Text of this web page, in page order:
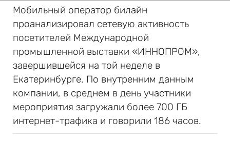
Мобильный оператор билайн
проанализировал сетевую активность
посетителей Международной
промышленной выставки «ИННОПРОМ»,
завершившейся на той неделе в
Екатеринбурге. По внутренним данным
компании, в среднем в день участники
мероприятия загружали более 700 ГБ
интернет-трафика и говорили 186 часов.